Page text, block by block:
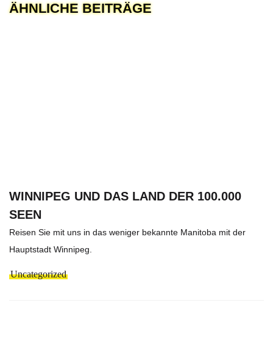
ÄHNLICHE BEITRÄGE
WINNIPEG UND DAS LAND DER 100.000
SEEN
Reisen Sie mit uns in das weniger bekannte Manitoba mit der
Hauptstadt Winnipeg.
Uncategorized